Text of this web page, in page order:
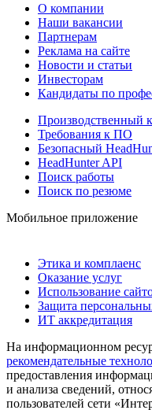
О компании
Наши вакансии
Партнерам
Реклама на сайте
Новости и статьи
Инвесторам
Кандидаты по
Производственный
Требования к ПО
Безопасный
HeadHunter API
Поиск работы
Поиск по резюме
Мобильное приложение
Этика и комплаенс
Оказание услуг
Использование
Защита
ИТ аккредитация
На информационном
рекомендательные
предоставления
и анализа сведений,
пользователей сети